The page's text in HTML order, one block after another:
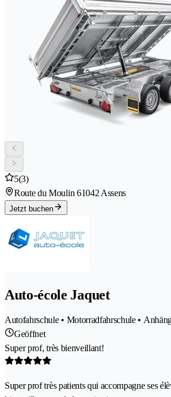
5(3)
Route du Moulin 61042 Assens
Jetzt buchen
Auto-école Jaquet
Autofahrschule • Motorradfahrschule •
Geöffnet
Super prof, très bienveillant!
Super prof très patients qui accompagne ses